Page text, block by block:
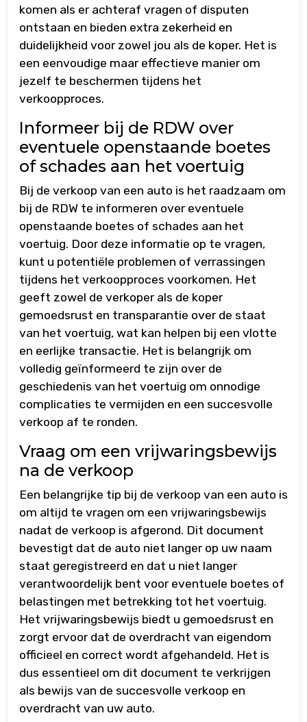
komen als er achteraf vragen of disputen
ontstaan en bieden extra zekerheid en
duidelijkheid voor zowel jou als de koper. Het is
een eenvoudige maar effectieve manier om
jezelf te beschermen tijdens het
verkoopproces.
Informeer bij de RDW over
eventuele openstaande boetes
of schades aan het voertuig
Bij de verkoop van een auto is het raadzaam om
bij de RDW te informeren over eventuele
openstaande boetes of schades aan het
voertuig. Door deze informatie op te vragen,
kunt u potentiële problemen of verrassingen
tijdens het verkoopproces voorkomen. Het
geeft zowel de verkoper als de koper
gemoedsrust en transparantie over de staat
van het voertuig, wat kan helpen bij een vlotte
en eerlijke transactie. Het is belangrijk om
volledig geïnformeerd te zijn over de
geschiedenis van het voertuig om onnodige
complicaties te vermijden en een succesvolle
verkoop af te ronden.
Vraag om een vrijwaringsbewijs
na de verkoop
Een belangrijke tip bij de verkoop van een auto is
om altijd te vragen om een vrijwaringsbewijs
nadat de verkoop is afgerond. Dit document
bevestigt dat de auto niet langer op uw naam
staat geregistreerd en dat u niet langer
verantwoordelijk bent voor eventuele boetes of
belastingen met betrekking tot het voertuig.
Het vrijwaringsbewijs biedt u gemoedsrust en
zorgt ervoor dat de overdracht van eigendom
officieel en correct wordt afgehandeld. Het is
dus essentieel om dit document te verkrijgen
als bewijs van de succesvolle verkoop en
overdracht van uw auto.